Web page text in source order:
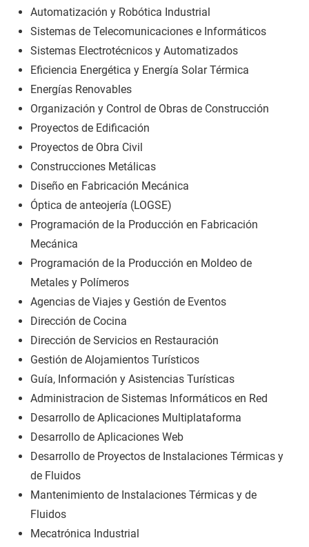
Automatización y Robótica Industrial
Sistemas de Telecomunicaciones e Informáticos
Sistemas Electrotécnicos y Automatizados
Eficiencia Energética y Energía Solar Térmica
Energías Renovables
Organización y Control de Obras de Construcción
Proyectos de Edificación
Proyectos de Obra Civil
Construcciones Metálicas
Diseño en Fabricación Mecánica
Óptica de anteojería (LOGSE)
Programación de la Producción en Fabricación
Mecánica
Programación de la Producción en Moldeo de
Metales y Polímeros
Agencias de Viajes y Gestión de Eventos
Dirección de Cocina
Dirección de Servicios en Restauración
Gestión de Alojamientos Turísticos
Guía, Información y Asistencias Turísticas
Administracion de Sistemas Informáticos en Red
Desarrollo de Aplicaciones Multiplataforma
Desarrollo de Aplicaciones Web
Desarrollo de Proyectos de Instalaciones Térmicas y
de Fluidos
Mantenimiento de Instalaciones Térmicas y de
Fluidos
Mecatrónica Industrial